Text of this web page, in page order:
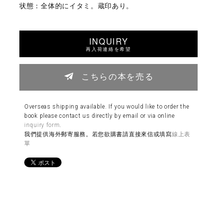
状態：全体的にイタミ。蔵印あり。
INQUIRY
再入荷連絡を希望
こちらの本を売る
Overseas shipping available. If you would like to order the
book please contact us directly by email or via online
inquiry form
我們提供海外郵寄服務。若您欲購書請直接來信或填寫線上表
單